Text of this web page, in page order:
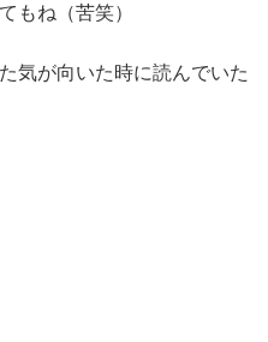
もね（苦笑）
気が向いた時に読んでいた